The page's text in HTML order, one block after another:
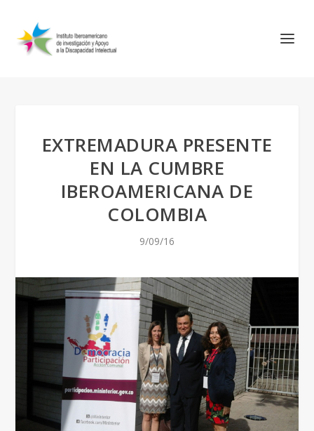
EXTREMADURA PRESENTE
EN LA CUMBRE
IBEROAMERICANA DE
COLOMBIA
9/09/16